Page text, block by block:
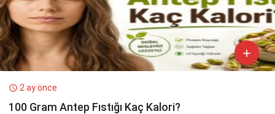

 2 ay önce
100 Gram Antep Fıstığı Kaç Kalori?